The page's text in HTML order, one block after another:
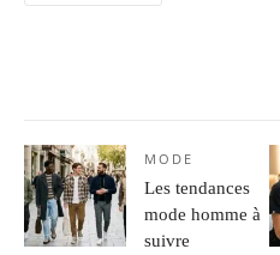
MODE
Les tendances
mode homme à
suivre